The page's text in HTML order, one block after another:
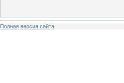
Полная версия сайта